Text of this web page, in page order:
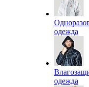
одежда
одежда